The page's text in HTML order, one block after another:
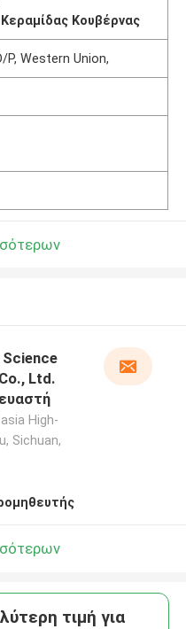
Κουβέρνας
P, Western Union,
Science
Ltd.
High-
Sichuan,
τιμή για